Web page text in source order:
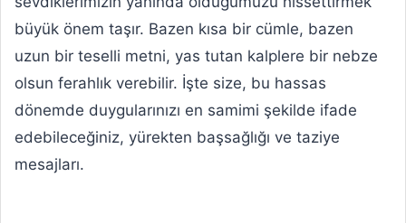
büyük önem taşır. Bazen kısa bir cümle, bazen
uzun bir teselli metni, yas tutan kalplere bir nebze
olsun ferahlık verebilir. İşte size, bu hassas
dönemde duygularınızı en samimi şekilde ifade
edebileceğiniz, yürekten başsağlığı ve taziye
mesajları.